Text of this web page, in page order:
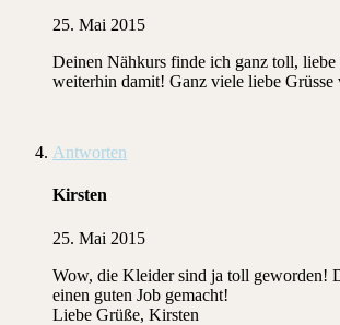
25. Mai 2015
Deinen Nähkurs finde ich ganz toll,
weiterhin damit! Ganz viele liebe Grüsse
Antworten
Kirsten
25. Mai 2015
Wow, die Kleider sind ja toll geworden!
einen guten Job gemacht!
Liebe Grüße, Kirsten